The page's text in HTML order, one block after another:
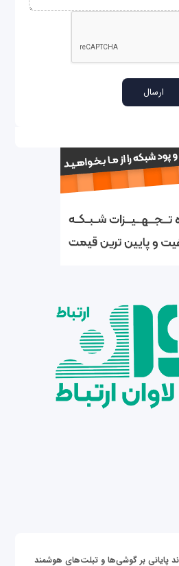
پایانی بر گوشی‌ها و تبلت‌های هوشمند